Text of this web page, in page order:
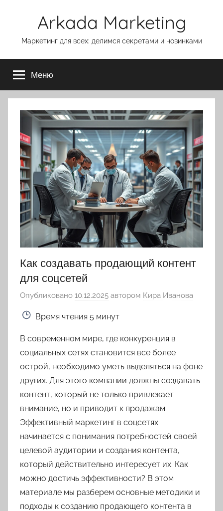
Arkada Marketing
Маркетинг для всех: делимся секретами и новинками
Меню
Как создавать продающий контент
для соцсетей
Опубликовано 10.12.2025 автором Кира Иванова
Время чтения 5 минут
В современном мире, где конкуренция в
социальных сетях становится все более
острой, необходимо уметь выделяться на фоне
других. Для этого компании должны создавать
контент, который не только привлекает
внимание, но и приводит к продажам.
Эффективный маркетинг в соцсетях
начинается с понимания потребностей своей
целевой аудитории и создания контента,
который действительно интересует их. Как
можно достичь эффективности? В этом
материале мы разберем основные методики и
подходы к созданию продающего контента в